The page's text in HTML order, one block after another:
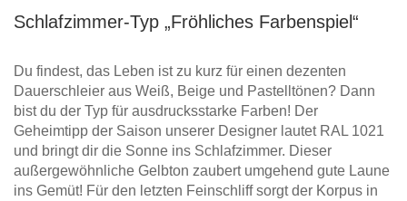
Schlafzimmer-Typ „Fröhliches Farbenspiel“
Du findest, das Leben ist zu kurz für einen dezenten
Dauerschleier aus Weiß, Beige und Pastelltönen? Dann
bist du der Typ für ausdrucksstarke Farben! Der
Geheimtipp der Saison unserer Designer lautet RAL 1021
und bringt dir die Sonne ins Schlafzimmer. Dieser
außergewöhnliche Gelbton zaubert umgehend gute Laune
ins Gemüt! Für den letzten Feinschliff sorgt der Korpus in